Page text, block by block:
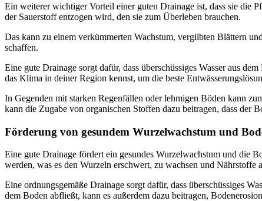
Ein weiterer wichtiger Vorteil einer guten Drainage ist, dass sie die
der Sauerstoff entzogen wird, den sie zum Überleben brauchen.
Das kann zu einem verkümmerten Wachstum, vergilbten Blättern
schaffen.
Eine gute Drainage sorgt dafür, dass überschüssiges Wasser aus
das Klima in deiner Region kennst, um die beste
In Gegenden mit starken Regenfällen oder lehmigen Böden kann
kann die Zugabe von organischen Stoffen dazu beitragen, dass der
Förderung von gesundem Wurzelwachstum und
Eine gute Drainage fördert ein gesundes Wurzelwachstum und die
werden, was es den Wurzeln erschwert, zu wachsen und
Eine ordnungsgemäße Drainage sorgt dafür, dass überschüssiges
dem Boden abfließt, kann es außerdem dazu beitragen,